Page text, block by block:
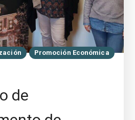
Promoción Económica
de